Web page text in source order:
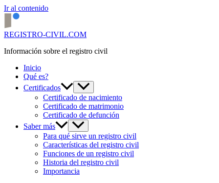
Ir al contenido
REGISTRO-CIVIL.COM
Información sobre el registro civil
Inicio
Qué es?
Certificados
Certificado de nacimiento
Certificado de matrimonio
Certificado de defunción
Saber más
Para qué sirve un registro civil
Características del registro civil
Funciones de un registro civil
Historia del registro civil
Importancia